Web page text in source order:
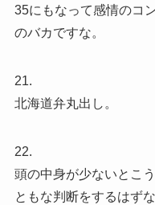
35にもなって感情のコ
のバカですな。
21.
北海道弁丸出し。
22.
頭の中身が少ないとこ
ともな判断をするはず